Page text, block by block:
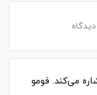
می‌کند. فومو